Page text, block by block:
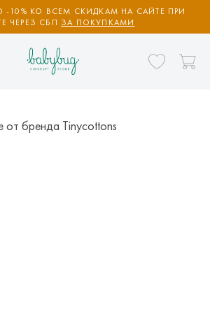
10% КО ВСЕМ СКИДКАМ НА САЙТЕ ПРИ
ЧЕРЕЗ СБП ЗА ПОКУПКАМИ